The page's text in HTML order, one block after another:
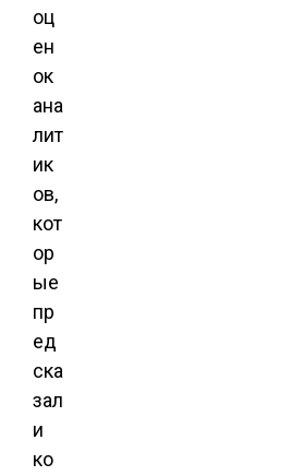
оц
ен
ок
ана
лит
ик
ов,
кот
ор
ые
пр
ед
ска
зал
и
ко